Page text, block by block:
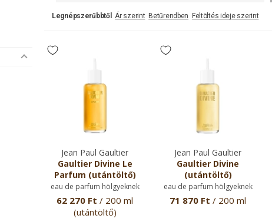
Legnépszerűbbtől Ár szerint Betűrendben Feltöltés ideje szerint
Jean Paul Gaultier
Gaultier Divine Le
Parfum (utántöltő)
eau de parfum hölgyeknek
62 270 Ft / 200 ml
(utántöltő)
Jean Paul Gaultier
Gaultier Divine
(utántöltő)
eau de parfum hölgyeknek
71 870 Ft / 200 ml